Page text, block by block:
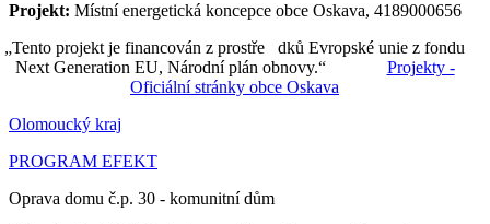
Projekt: Místní energetická koncepce obce Oskava, 4189000656
„Tento projekt je financován z prostře dků Evropské unie z fondu
Next Generation EU, Národní plán obnovy.“ Projekty -
Oficiální stránky obce Oskava
Olomoucký kraj
PROGRAM EFEKT
Oprava domu č.p. 30 - komunitní dům